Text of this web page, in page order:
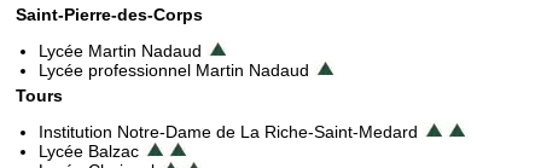
Saint-Pierre-des-Corps
Lycée Martin Nadaud
Lycée professionnel Martin Nadaud
Tours
Institution Notre-Dame de La Riche-Saint-Medard
Lycée Balzac